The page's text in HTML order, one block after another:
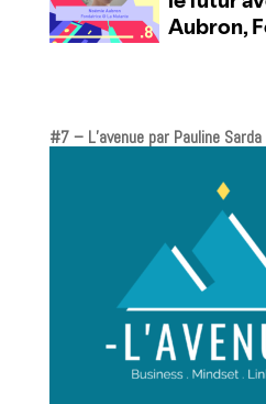
#7 – L’avenue par Pauline Sarda